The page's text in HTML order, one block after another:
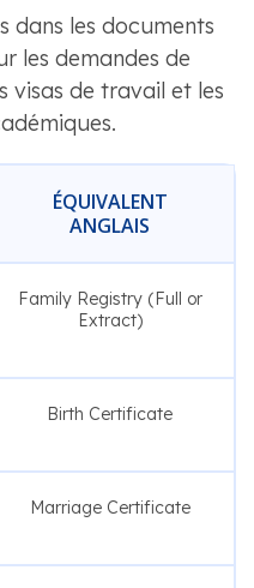
dans les documents
les demandes de
visas de travail et les
ÉQUIVALENT
ANGLAIS
Family Registry (Full or
Extract)
Birth Certificate
Marriage Certificate